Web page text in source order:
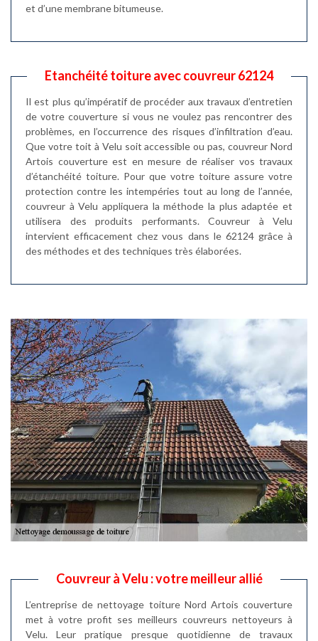
et d’une membrane bitumeuse.
Etanchéité toiture avec couvreur 62124
Il est plus qu’impératif de procéder aux travaux d’entretien
de votre couverture si vous ne voulez pas rencontrer des
problèmes, en l’occurrence des risques d’infiltration d’eau.
Que votre toit à Velu soit accessible ou pas, couvreur Nord
Artois couverture est en mesure de réaliser vos travaux
d’étanchéité toiture. Pour que votre toiture assure votre
protection contre les intempéries tout au long de l’année,
couvreur à Velu appliquera la méthode la plus adaptée et
utilisera des produits performants. Couvreur à Velu
intervient efficacement chez vous dans le 62124 grâce à
des méthodes et des techniques très élaborées.
Couvreur à Velu : votre meilleur allié
L’entreprise de nettoyage toiture Nord Artois couverture
met à votre profit ses meilleurs couvreurs nettoyeurs à
Velu. Leur pratique presque quotidienne de travaux